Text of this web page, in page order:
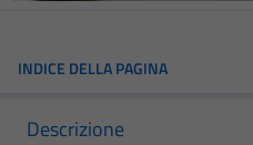
INDICE DELLA PAGINA
Descrizione